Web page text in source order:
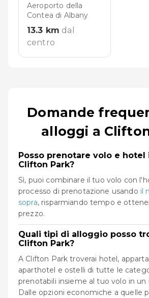
Aeroporto della
Contea di Albany
13.3 km dal
centro
Domande
alloggi a
Posso prenotare volo e hotel
Clifton Park?
Sì, puoi combinare il tuo volo con
processo di prenotazione usando il
sopra, risparmiando tempo e
prezzo.
Quali tipi di alloggio posso
Clifton Park?
A Clifton Park troverai hotel,
aparthotel e ostelli di tutte le
prenotabili insieme al tuo volo in
Dalle opzioni economiche a quelle